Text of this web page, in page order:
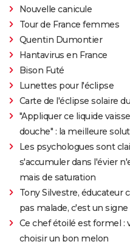
Nouvelle canicule
Tour de France femmes
Quentin Dumontier
Hantavirus en France
Bison Futé
Lunettes pour l'éclipse
Carte de l'éclipse solaire
"Appliquer ce liquide
douche" : la meilleure
Les psychologues sont
s'accumuler dans l'évier
mais de saturation
Tony Silvestre, éducateur
pas malade, c'est un
Ce chef étoilé est formel :
choisir un bon melon